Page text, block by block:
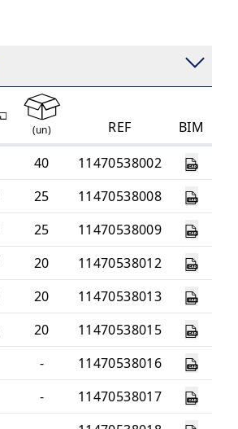
(un) REF
BIM
40
11470538002
25
11470538008
25
11470538009
20
11470538012
20
11470538013
20
11470538015
-
11470538016
-
11470538017